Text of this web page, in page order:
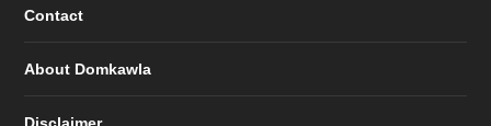
Contact
About Domkawla